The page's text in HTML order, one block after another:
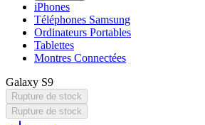
iPhones
Téléphones Samsung
Ordinateurs Portables
Tablettes
Montres Connectées
Galaxy S9
Rupture de stock
Rupture de stock